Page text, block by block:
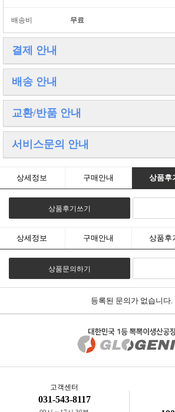
배송비 무료
결제 안내
고액결제의 경우 안전을 위해 카드사에서 확인전
다.
확인과정에서 도난 카드의 사용이나 타인 명의
이 아니라고 판단될 경우
임의로 주문을 보류 또는 취소할 수 있습니다.
무통장 입금은 상품 구매 대금은 PC뱅킹, 인터넷
가까운 은행에서 직접 입금하시면 됩니다.
주문시 입력한 입금자명과 실제입금자의 성명이
며,
1일 이내로 입금을 하셔야 하며 입금되지 않은
배송 안내
배송 방법 : 택배
배송 지역 : 전국지역(제주도 및 도서산간 추가비
배송 비용 : 무료
배송 기간 : 3일 ~ 4일
배송 안내 : 당일발송은 오후3시까지 주문건에 한
제주도와 도서산간은 건당 배송료 추가비
추가항공료 이므로 저희 글로제닉과는 상
이점 양해부탁드립니다. 감사합니다.
교환/반품 안내
교환 및 반품이 가능한 경우
- 상품을 공급 받으신 날로부터 7일이내 단,
포장을 개봉하였거나 포장이 훼손되어 상품가
- 공급받으신 상품 및 용역의 내용이 표시, 광고
이행된 경우에는 공급받은 날로부터 3개월이내,
교환 및 반품이 불가능한 경우
- 고객님의 책임 있는 사유로 상품등이 멸실 또는
상품의 내용을 확인하기 위하여 포장 등을 훼손
- 포장을 개봉하였거나 포장이 훼손되어 상품가
- 고객님의 사용 또는 일부 소비에 의하여 상품의
감소한 경우 단, 화장품등의 경우 시용제품을
- 시간의 경과에 의하여 재판매가 곤란할 정도로
(자세한 내용은 고객만족센터 1:1 E-MAIL상담
※ 고객님의 마음이 바뀌어 교환, 반품을 하실 경
객님께서 부담하셔야 합니다.
서비스문의 안내
대량구매나 제작문의는 언제든지 고객센터로
언제나 최선을다하는 글로제닉이되겠습니다.
상세정보 구매안내 상품후
상품후기쓰기
상세정보 구매안내 상품후
상품문의하기
등록된 문의가 없습니다.
고객센터
031-543-8117